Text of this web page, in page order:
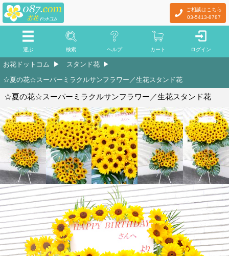
ご相談はこちら
03-5413-8787
選ぶ 検索 ヘルプ カート ログイン
お花ドットコム
スタンド花
☆夏の花☆スーパーミラクルサンフラワー／生花スタンド花
☆夏の花☆スーパーミラクルサンフラワー／生花スタンド花